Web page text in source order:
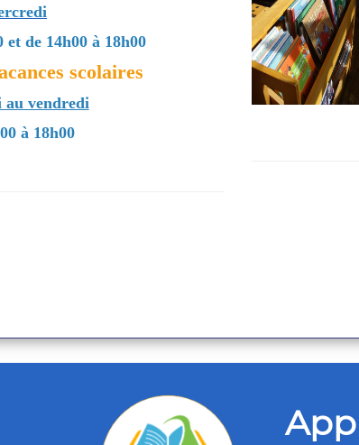
et de 14h00 à 18h00
scolaires
au vendredi
à 18h00